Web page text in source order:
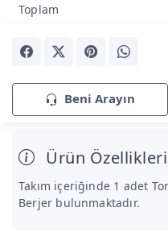
Toplam
Beni Arayın
Ürün Özellikleri
Takım içeriğinde 1 adet
Berjer bulunmaktadır.